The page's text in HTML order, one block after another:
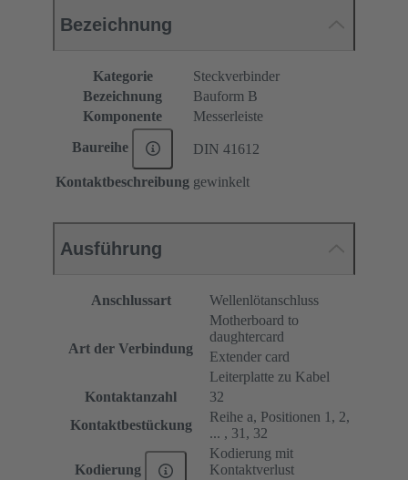
Bezeichnung
Kategorie
Steckverbinder
Bezeichnung
Bauform B
Komponente
Messerleiste
Baureihe DIN 41612
Kontaktbeschreibung gewinkelt
Ausführung
Anschlussart Wellenlötanschluss
Art der Verbindung
Motherboard to
daughtercard
Extender card
Leiterplatte zu Kabel
Kontaktanzahl
32
Kontaktbestückung
Reihe a, Positionen 1, 2,
... , 31, 32
Kodierung
Kodierung mit
Kontaktverlust